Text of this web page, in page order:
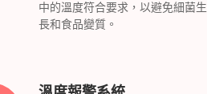
中的溫度符合要求，以避免細菌生
長和食品變質。